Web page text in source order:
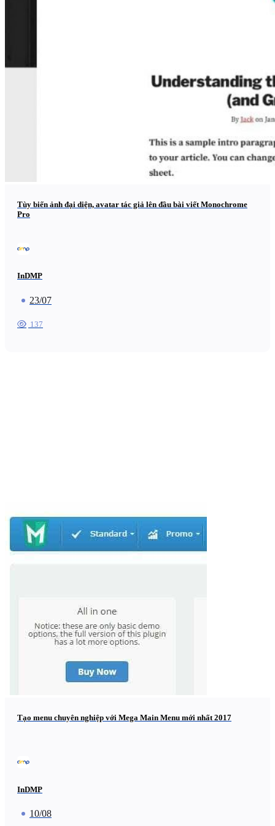
Tùy biến ảnh đại diện, avatar tác giả lên đầu bài viết Monochrome
Pro
InDMP
23/07
137
Tạo menu chuyên nghiệp với Mega Main Menu mới nhất 2017
InDMP
10/08